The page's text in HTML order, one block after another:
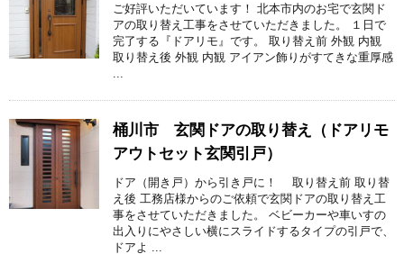
ご好評いただいています！ 北本市内のお宅で玄関ド
アの取り替え工事をさせていただきました。 １日で
完了する『ドアリモ』です。 取り替え前 外観 内観
取り替え後 外観 内観 アイアン飾りがすてきな重厚感
桶川市 玄関ドアの取り替え（ドアリモ
アウトセット玄関引戸）
ドア（開き戸）から引き戸に！ 取り替え前 取り替
え後 工務店様からのご依頼で玄関ドアの取り替え工
事をさせていただきました。 ベビーカーや車いすの
出入りにやさしい横にスライドするタイプの引戸で、
ドアよ ...